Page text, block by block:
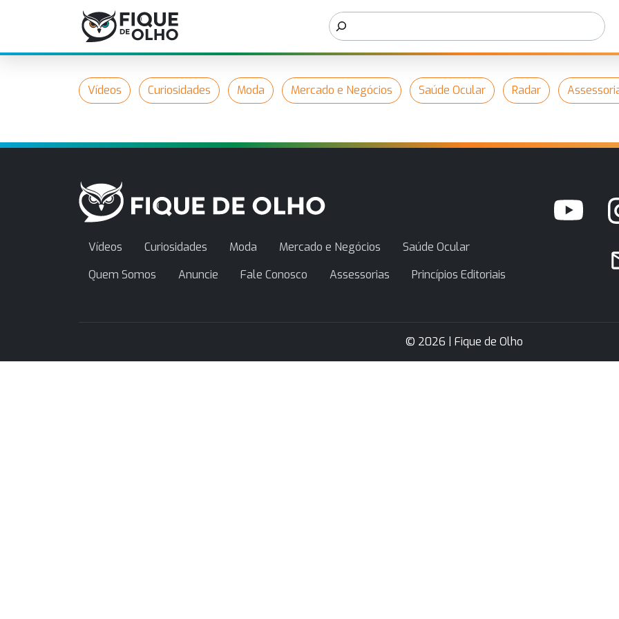
Vídeos Curiosidades Moda Mercado e Negócios Saúde Ocular Radar
Vídeos Curiosidades Moda Mercado e Negócios
Saúde Ocular
Quem Somos
Anuncie Fale Conosco Assessorias Princípios Editoriais
© 2026 | Fique de Olho